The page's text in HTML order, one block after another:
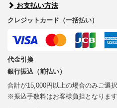
お支払い方法
クレジットカード（一括払い）
代金引換
銀行振込（前払い）
合計が15,000円以上の場合のみご選
※振込手数料はお客様負担となります